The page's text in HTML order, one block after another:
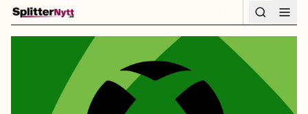
Hoppa till innehåll